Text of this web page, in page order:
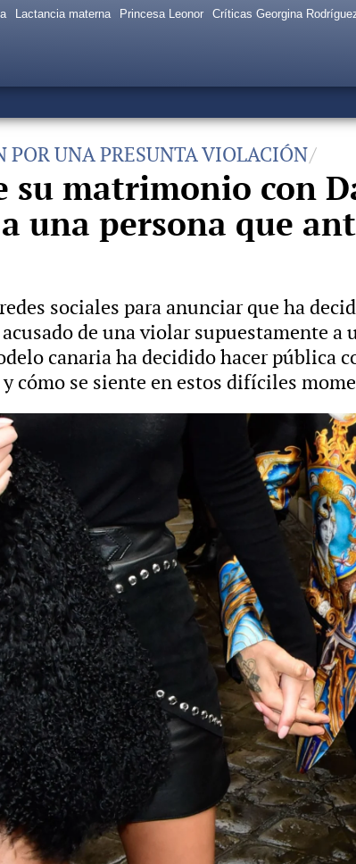
Lactancia materna Princesa Leonor Críticas Georgina
POR UNA PRESUNTA VIOLACIÓN
su matrimonio con
una persona que
sociales para anunciar que ha
de una violar supuestamente a
canaria ha decidido hacer pública
cómo se siente en estos difíciles
los problemas que tiene en la piel a causa del
WhatsappFacebook
X
Sanz acudía a la prisión de Birans 2
Alves tras más de un mes sin verse.